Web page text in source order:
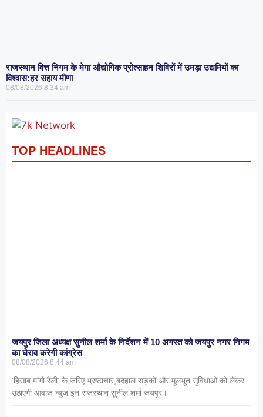
राजस्थान वित्त निगम के मेगा औद्योगिक प्रोत्साहन शिविरों में उमड़ा उद्यमियों का
विश्वास:हर सहाय मीणा
08/08/2026 8:34 am
TOP HEADLINES
जयपुर जिला अध्यक्ष सुनील शर्मा के निर्देशन में 10 अगस्त को जयपुर नगर निगम
का घेराव करेगी कांग्रेस
08/08/2026 8:44 am
‘हिसाब मांगो रैली’ के जरिए भ्रष्टाचार,बदहाल सड़कों और मूलभूत सुविधाओं को लेकर
उठाएगी आवाज न्यूज इन राजस्थान सुनील शर्मा जयपुर।